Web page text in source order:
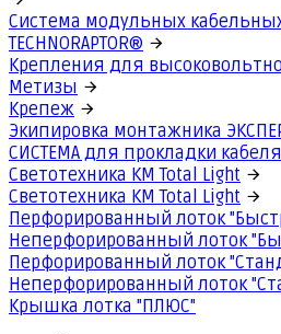
Система модульных
TECHNORAPTOR®
Крепления для
Метизы
Крепеж
Экипировка монтажника
СИСТЕМА для прокладки
Светотехника КМ Total Light
Светотехника КМ Total Light
Перфорированный лоток
Неперфорированный лоток
Перфорированный лоток
Неперфорированный лоток
Крышка лотка "ПЛЮС"